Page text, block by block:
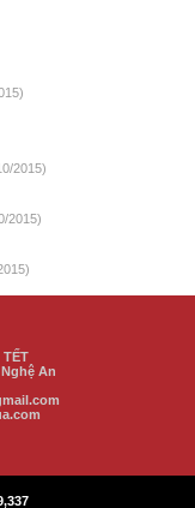
2015)
2015)
TẾT
An